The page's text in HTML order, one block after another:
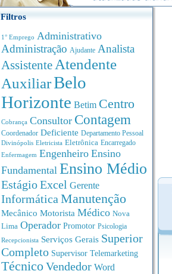
Filtros
1° Emprego Administrativo
Administração Ajudante Analista
Assistente Atendente
AuxiliarBelo
Horizonte Betim Centro
Cobrança Consultor Contagem
Coordenador Deficiente Departamento Pessoal
Divinópolis Eletricista Eletrônica Encarregado
Enfermagem Engenheiro Ensino
Fundamental Ensino Médio
EstágioExcel Gerente
Informática Manutenção
Mecânico Motorista Médico Nova
Lima Operador Promotor Psicologia
Recepcionista Serviços Gerais Superior
Completo Supervisor Telemarketing
TécnicoVendedor Word